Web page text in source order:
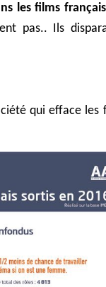
les films
pas.. Ils
qui efface les